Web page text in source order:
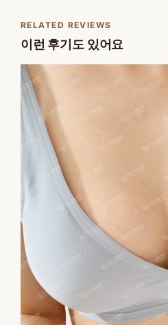
RELATED REVIEWS
이런 후기도 있어요